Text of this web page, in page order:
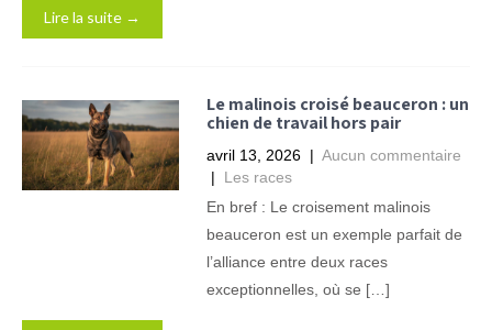
Lire la suite →
Le malinois croisé beauceron : un
chien de travail hors pair
avril 13, 2026 | Aucun commentaire
| Les races
En bref : Le croisement malinois
beauceron est un exemple parfait de
l’alliance entre deux races
exceptionnelles, où se […]